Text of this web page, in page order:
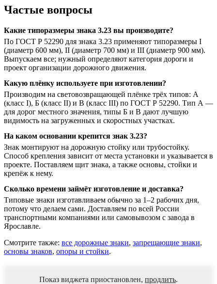
Частые вопросы
Какие типоразмеры знака 3.23 вы производите?
По ГОСТ Р 52290 для знака 3.23 применяют типоразмеры I
(диаметр 600 мм), II (диаметр 700 мм) и III (диаметр 900 мм).
Выпускаем все; нужный определяют категория дороги и
проект организации дорожного движения.
Какую плёнку используете при изготовлении?
Производим на световозвращающей плёнке трёх типов: А
(класс I), Б (класс II) и В (класс III) по ГОСТ Р 52290. Тип А —
для дорог местного значения, типы Б и В дают лучшую
видимость на загруженных и скоростных участках.
На каком основании крепится знак 3.23?
Знак монтируют на дорожную стойку или трубостойку.
Способ крепления зависит от места установки и указывается в
проекте. Поставляем щит знака, а также основы, стойки и
крепёж к нему.
Сколько времени займёт изготовление и доставка?
Типовые знаки изготавливаем обычно за 1–2 рабочих дня,
потому что делаем сами. Доставляем по всей России
транспортными компаниями или самовывозом с завода в
Ярославле.
Смотрите также: все дорожные знаки, запрещающие знаки,
основы знаков, опоры и стойки.
Показ виджета приостановлен, продлить.